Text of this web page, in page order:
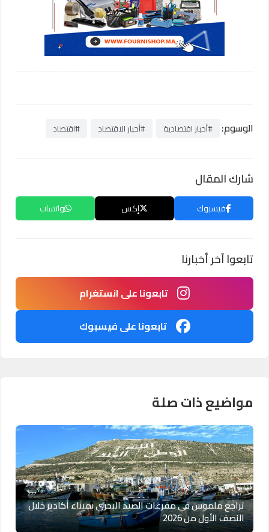
الوسوم: #أخبار اقتصادية #أخبار الاقتصاد #اقتصاد
شارك المقال
فيسبوك إكس واتساب
تابعوا آخر أخبارنا
تابعونا على انستغرام
تابعونا على فيسبوك
مواضيع ذات صلة
تراجع ملموس في مفرغات الصيد البحري بميناء أكادير خلال
النصف الأول من 2026